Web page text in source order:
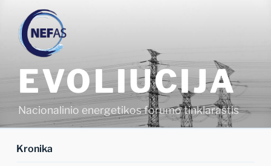
turinio
EVOLIUCIJA
Nacionalinio energetikos forumo tinklaraštis
Kronika